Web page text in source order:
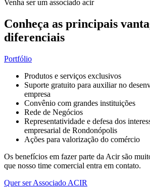
Venha ser um associado acir
Conheça as principais
diferenciais
Portfólio
Produtos e serviços exclusivos
Suporte gratuito para auxiliar no
empresa
Convênio com grandes instituições
Rede de Negócios
Representatividade e defesa dos
empresarial de Rondonópolis
Ações para valorização do comércio
Os benefícios em fazer parte da Acir são
que nosso time comercial entra em contato.
Quer ser Associado ACIR